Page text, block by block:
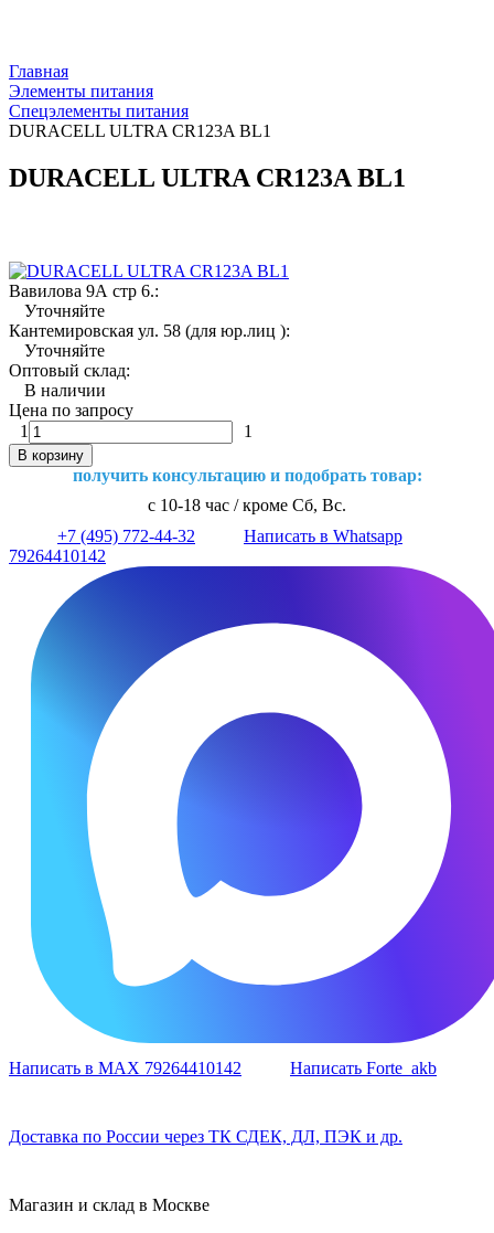
Главная
Элементы питания
Спецэлементы питания
DURACELL ULTRA CR123A BL1
DURACELL ULTRA CR123A BL1
Вавилова 9А стр 6.:
Уточняйте
Кантемировская ул. 58 (для юр.лиц ):
Уточняйте
Оптовый склад:
В наличии
Цена по запросу
1
1
В корзину
получить консультацию и подобрать товар:
с 10-18 час / кроме Сб, Вс.
+7 (495) 772-44-32
Написать в Whatsapp
79264410142
Написать в MAX 79264410142 Написать Forte_akb
Доставка по России через ТК СДЕК, ДЛ, ПЭК и др.
Магазин и склад в Москве